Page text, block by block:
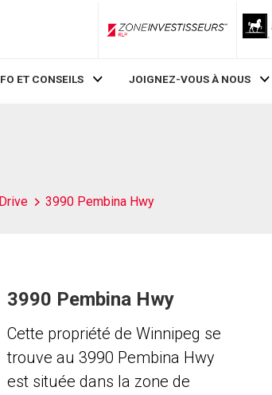
ZoneInvestisseurs RLP
ET CONSEILS JOIGNEZ-VOUS À NOUS
3990 Pembina Hwy
3990 Pembina Hwy
Cette propriété de Winnipeg se
trouve au 3990 Pembina Hwy
est située dans la zone de